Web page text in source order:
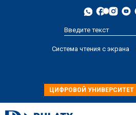
Система чтения с экрана
ЦИФРОВОЙ УНИВЕРСИТЕТ